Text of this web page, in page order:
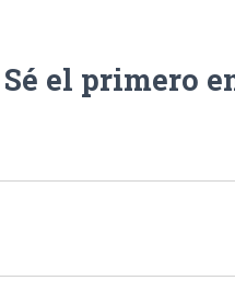
Sé el primero